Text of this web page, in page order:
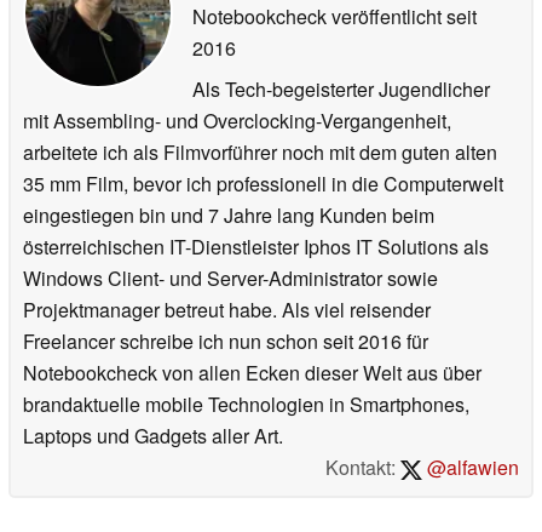
Notebookcheck veröffentlichtseit
2016
Als Tech-begeisterter Jugendlicher
mit Assembling- und Overclocking-Vergangenheit,
arbeitete ich als Filmvorführer noch mit dem guten alten
35 mm Film, bevor ich professionell in die Computerwelt
eingestiegen bin und 7 Jahre lang Kunden beim
österreichischen IT-Dienstleister Iphos IT Solutions als
Windows Client- und Server-Administrator sowie
Projektmanager betreut habe. Als viel reisender
Freelancer schreibe ich nun schon seit 2016 für
Notebookcheck von allen Ecken dieser Welt aus über
brandaktuelle mobile Technologien in Smartphones,
Laptops und Gadgets aller Art.
Kontakt:
@alfawien